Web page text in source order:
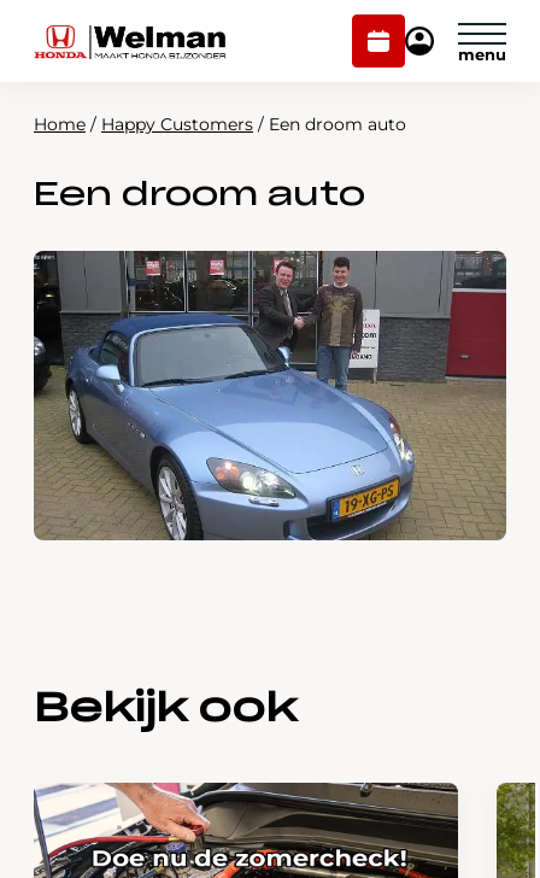
Plan
onderhoud
Mijn
Modellen
Voorraad
Onderhoud en service
Over ons
Webshop
Contact
Plan onderhoud
Mijn Honda Welman
Home / Happy Customers / Een droom auto
Een droom auto
Bekijk ook